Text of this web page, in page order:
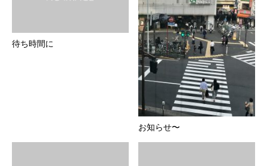
待ち時間に
お知らせ〜